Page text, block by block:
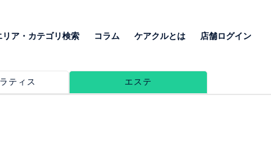
リア・カテゴリ検索 コラム ケアクルとは 店舗ログイン
ティス エステ